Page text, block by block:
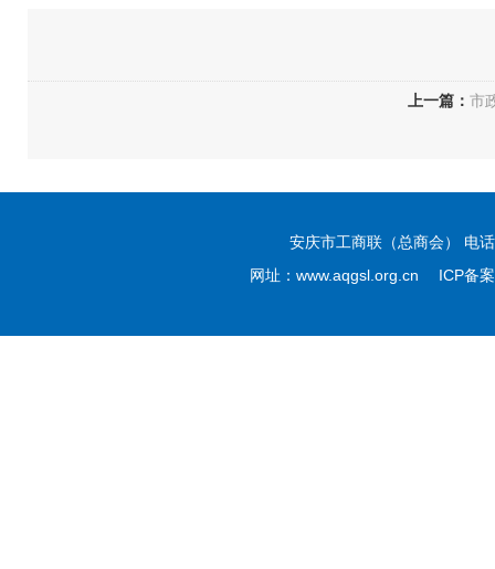
上一篇： 市
安庆市工商联（总商会） 电
网址：www.aqgsl.org.cn ICP备